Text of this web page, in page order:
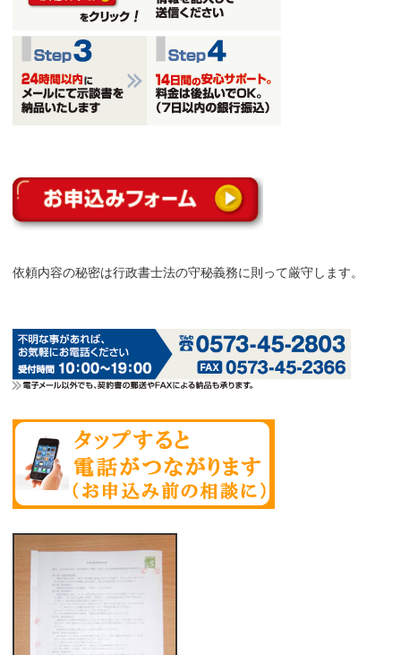
依頼内容の秘密は行政書士法の守秘義務に則って厳守します。